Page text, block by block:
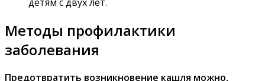
Методы профилактики
заболевания
Предотвратить возникновение кашля можно,